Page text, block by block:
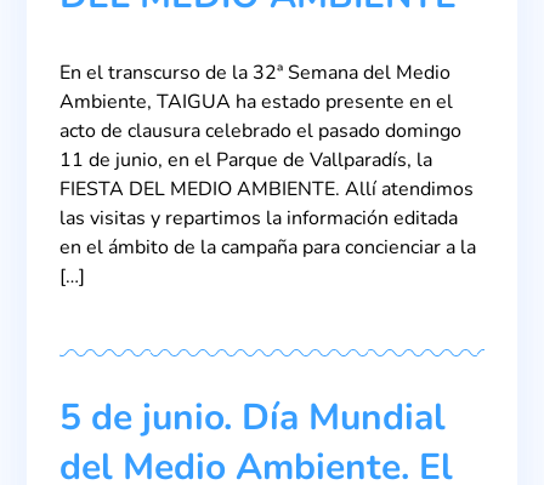
En el transcurso de la 32ª Semana del Medio
Ambiente, TAIGUA ha estado presente en el
acto de clausura celebrado el pasado domingo
11 de junio, en el Parque de Vallparadís, la
FIESTA DEL MEDIO AMBIENTE. Allí atendimos
las visitas y repartimos la información editada
en el ámbito de la campaña para concienciar a la
[…]
5 de junio. Día Mundial
del Medio Ambiente. El